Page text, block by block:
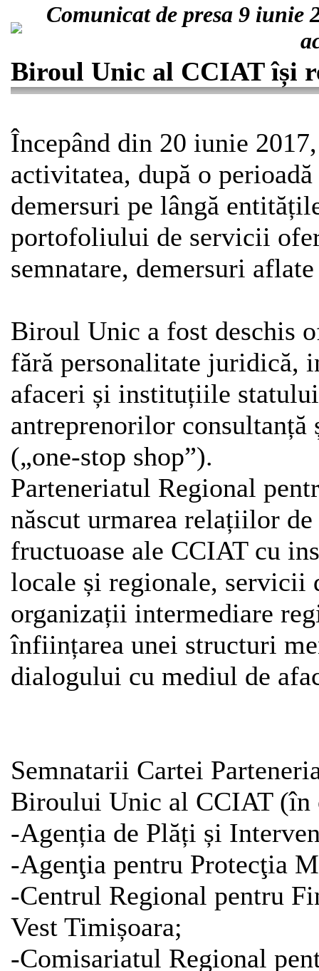
Comunicat de presa 9
Biroul Unic al CCIAT își
Începând din 20 iunie
activitatea, după o
demersuri pe lângă
portofoliului de servicii
semnatare, demersuri
Biroul Unic a fost deschis
fără personalitate juridică,
afaceri și instituțiile
antreprenorilor
(„one-stop shop”).
Parteneriatul Regional
născut urmarea relațiilor
fructuoase ale CCIAT cu
locale și regionale, servicii
organizații intermediare
înființarea unei structuri
dialogului cu mediul de
Semnatarii Cartei
Biroului Unic al CCIAT (în
-Agenția de Plăți și
-Agenţia pentru Protecţia
-Centrul Regional pentru
Vest Timișoara;
-Comisariatul Regional